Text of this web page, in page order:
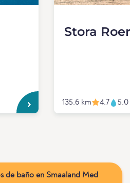
Stora Roer
135.6 km 4.7 5.0
de baño en Smaaland Med